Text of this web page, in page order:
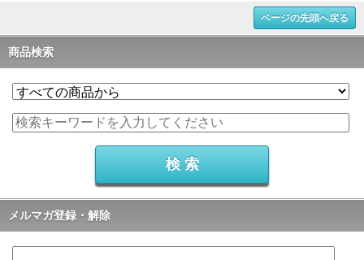
ページの先頭へ戻る
商品検索
メルマガ登録・解除